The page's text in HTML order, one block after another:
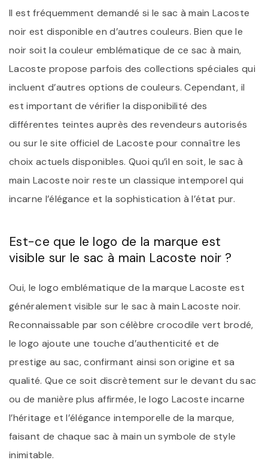
Il est fréquemment demandé si le sac à main Lacoste
noir est disponible en d’autres couleurs. Bien que le
noir soit la couleur emblématique de ce sac à main,
Lacoste propose parfois des collections spéciales qui
incluent d’autres options de couleurs. Cependant, il
est important de vérifier la disponibilité des
différentes teintes auprès des revendeurs autorisés
ou sur le site officiel de Lacoste pour connaître les
choix actuels disponibles. Quoi qu’il en soit, le sac à
main Lacoste noir reste un classique intemporel qui
incarne l’élégance et la sophistication à l’état pur.
Est-ce que le logo de la marque est
visible sur le sac à main Lacoste noir ?
Oui, le logo emblématique de la marque Lacoste est
généralement visible sur le sac à main Lacoste noir.
Reconnaissable par son célèbre crocodile vert brodé,
le logo ajoute une touche d’authenticité et de
prestige au sac, confirmant ainsi son origine et sa
qualité. Que ce soit discrètement sur le devant du sac
ou de manière plus affirmée, le logo Lacoste incarne
l’héritage et l’élégance intemporelle de la marque,
faisant de chaque sac à main un symbole de style
inimitable.